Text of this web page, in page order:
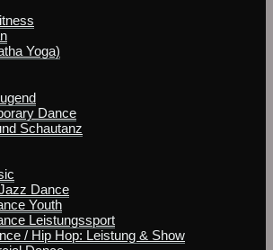
Yoga)
Dance
Schautanz
Dance
Youth
Leistungssport
/ Hip Hop: Leistung & Show